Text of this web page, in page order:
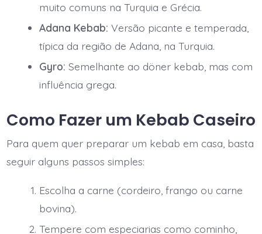
muito comuns na Turquia e Grécia.
Adana Kebab: Versão picante e temperada,
típica da região de Adana, na Turquia.
Gyro: Semelhante ao döner kebab, mas com
influência grega.
Como Fazer um Kebab Caseiro
Para quem quer preparar um kebab em casa, basta
seguir alguns passos simples:
Escolha a carne (cordeiro, frango ou carne
bovina).
Tempere com especiarias como cominho,